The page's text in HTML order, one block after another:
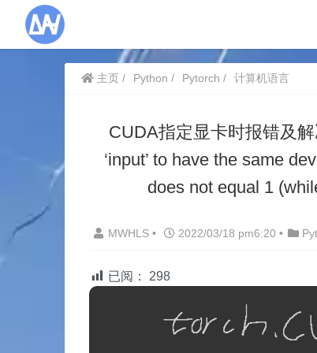
主页 Python Pytorch 计算机语言
CUDA指定显卡时报错及
‘input’ to have the same
does not equal 1
MWHLS • 2022/03/18 pm6:20 •
已阅： 298